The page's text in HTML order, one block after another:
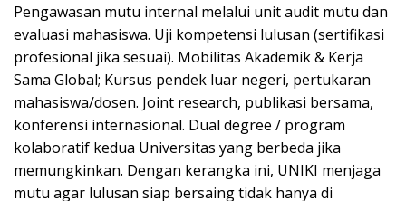
Pengawasan mutu internal melalui unit audit mutu dan
evaluasi mahasiswa. Uji kompetensi lulusan (sertifikasi
profesional jika sesuai). Mobilitas Akademik & Kerja
Sama Global; Kursus pendek luar negeri, pertukaran
mahasiswa/dosen. Joint research, publikasi bersama,
konferensi internasional. Dual degree / program
kolaboratif kedua Universitas yang berbeda jika
memungkinkan. Dengan kerangka ini, UNIKI menjaga
mutu agar lulusan siap bersaing tidak hanya di